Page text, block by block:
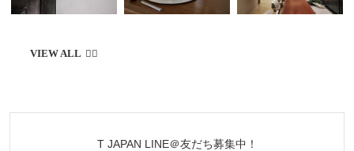
T JAPAN LINE＠友だち募集中！